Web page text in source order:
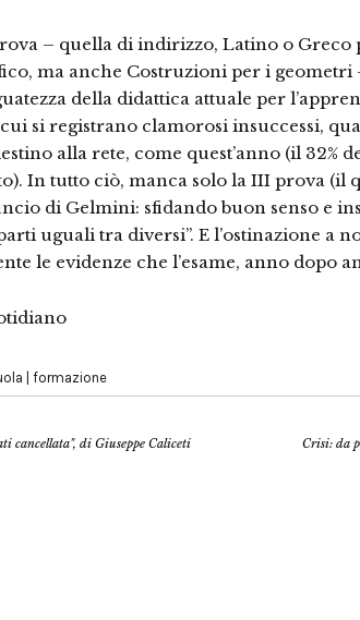
– quella di indirizzo, Latino o Greco
ma anche Costruzioni per i geometri
della didattica attuale per
si registrano clamorosi insuccessi,
alla rete, come quest’anno (il 32%
In tutto ciò, manca solo la III prova (il
di Gelmini: sfidando buon senso e
uguali tra diversi”. E l’ostinazione a
le evidenze che l’esame, anno dopo
| formazione
cancellata", di Giuseppe Caliceti Crisi: da